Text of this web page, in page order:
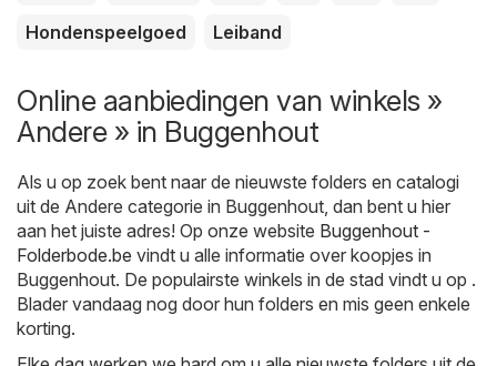
Hondenspeelgoed
Leiband
Online aanbiedingen van winkels »
Andere » in Buggenhout
Als u op zoek bent naar de nieuwste folders en catalogi
uit de Andere categorie in Buggenhout, dan bent u hier
aan het juiste adres! Op onze website Buggenhout -
Folderbode.be vindt u alle informatie over koopjes in
Buggenhout. De populairste winkels in de stad vindt u op .
Blader vandaag nog door hun folders en mis geen enkele
korting.